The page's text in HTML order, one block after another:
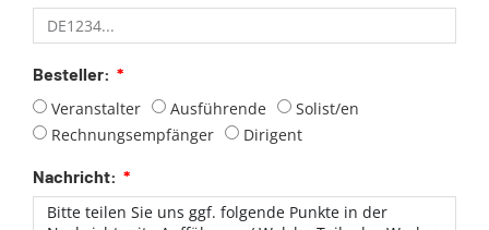
Besteller:
Veranstalter
Ausführende
Solist/en
Rechnungsempfänger
Dirigent
Nachricht: